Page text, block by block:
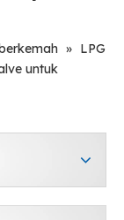
» LPG
untuk